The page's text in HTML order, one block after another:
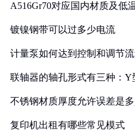
A516Gr70对应国内材质及低
镀镍钢带可以过多少电流
计量泵如何达到控制和调节
联轴器的轴孔形式有三种：Y
不锈钢材质厚度允许误差是
复印机出租有哪些常见模式